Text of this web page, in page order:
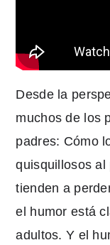
Desde la
muchos de los
padres: Cómo
quisquillosos al
tienden a
el humor está
adultos. Y el